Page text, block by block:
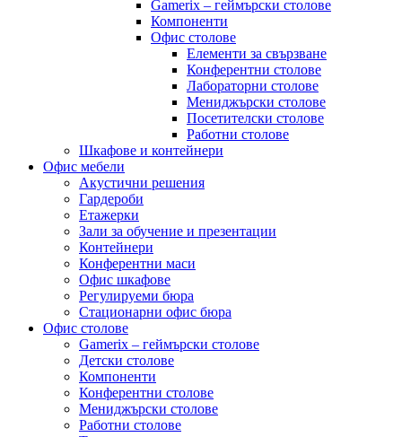
Gamerix – геймърски столове
Компоненти
Офис столове
Елементи за свързване
Конферентни столове
Лабораторни столове
Мениджърски столове
Посетителски столове
Работни столове
Шкафове и контейнери
Офис мебели
Акустични решения
Гардероби
Етажерки
Зали за обучение и презентации
Контейнери
Конферентни маси
Офис шкафове
Регулируеми бюра
Стационарни офис бюра
Офис столове
Gamerix – геймърски столове
Детски столове
Компоненти
Конферентни столове
Мениджърски столове
Работни столове